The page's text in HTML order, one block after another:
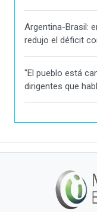
Argentina-Brasil:
redujo el déficit
"El pueblo está
dirigentes que